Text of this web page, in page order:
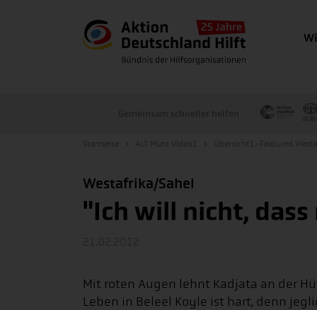
Westafrika/Sahel
"Ich will nicht,
Mit roten Augen lehnt Kadjata an der
Leben in Beleel Koyle ist hart, denn